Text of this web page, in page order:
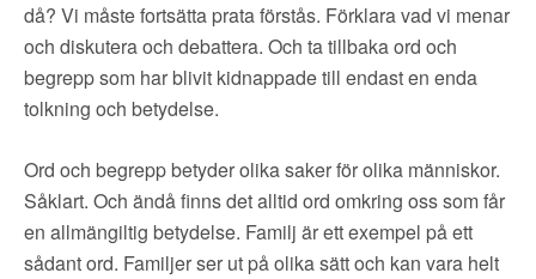
då? Vi måste fortsätta prata förstås. Förklara vad vi menar
och diskutera och debattera. Och ta tillbaka ord och
begrepp som har blivit kidnappade till endast en enda
tolkning och betydelse.
Ord och begrepp betyder olika saker för olika människor.
Såklart. Och ändå finns det alltid ord omkring oss som får
en allmängiltig betydelse. Familj är ett exempel på ett
sådant ord. Familjer ser ut på olika sätt och kan vara helt